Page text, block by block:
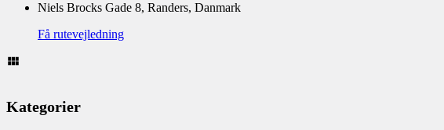
Niels Brocks Gade 8, Randers, Danmark
Få rutevejledning
Kategorier